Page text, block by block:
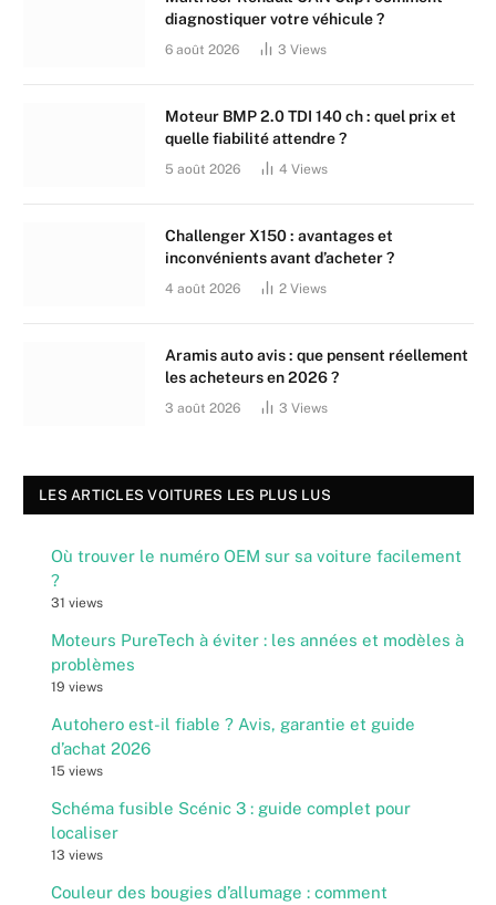
diagnostiquer votre véhicule ?
6 août 2026 3 Views
Moteur BMP 2.0 TDI 140 ch : quel prix et
quelle fiabilité attendre ?
5 août 2026 4 Views
Challenger X150 : avantages et
inconvénients avant d’acheter ?
4 août 2026 2 Views
Aramis auto avis : que pensent réellement
les acheteurs en 2026 ?
3 août 2026 3 Views
LES ARTICLES VOITURES LES PLUS LUS
Où trouver le numéro OEM sur sa voiture facilement
?
31 views
Moteurs PureTech à éviter : les années et modèles à
problèmes
19 views
Autohero est-il fiable ? Avis, garantie et guide
d’achat 2026
15 views
Schéma fusible Scénic 3 : guide complet pour
localiser
13 views
Couleur des bougies d’allumage : comment